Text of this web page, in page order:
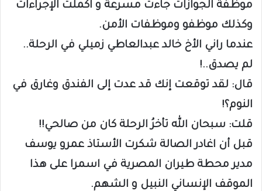
موظفة الجوازات جاءت مسرعة و اكملت الإجراءات
وكذلك موظفو وموظفات الأمن.
عندما راني الأخ خالد عبدالعاطي زميلي في الرحلة..
لم يصدق..!
قال: لقد توقعت إنك قد عدت إلى الفندق وغارق في
النوم؟!
قلت: سبحان الله تأخرُ الرحلة كان من صالحي!!
قبل أن اغادر الصالة شكرت الأستاذ عمرو يوسف
مدير محطة طيران المصرية في اسمرا على هذا
الموقف الإنساني النبيل و الشهم.